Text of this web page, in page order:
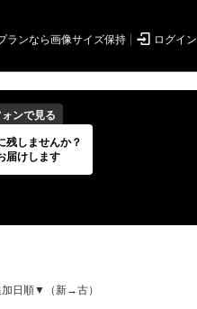
ランなら画像サイズ保持  ログイン
ンで見る
---
加日順▼（新→古）
残しませんか？
届けします